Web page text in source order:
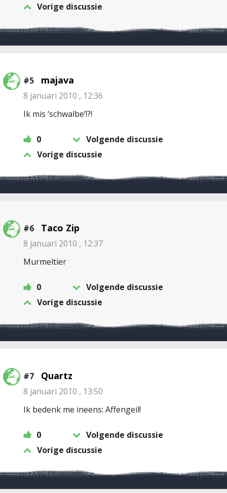
Vorige discussie
#5 majava
8 januari 2010 , 12:36
Ik mis ‘schwalbe’!?!
0
Volgende discussie
Vorige discussie
#6 Taco Zip
8 januari 2010 , 12:37
Murmeltier
0
Volgende discussie
Vorige discussie
#7 Quartz
8 januari 2010 , 13:50
Ik bedenk me ineens: Affengeil!
0
Volgende discussie
Vorige discussie